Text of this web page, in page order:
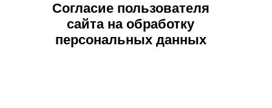
Согласие пользователя
сайта на обработку
персональных данных